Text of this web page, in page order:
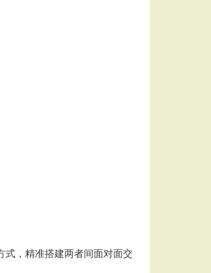
式，精准搭建两者间面对面交